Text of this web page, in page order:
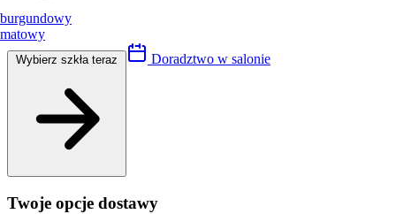
burgundowy
matowy
Doradztwo w salonie
Twoje opcje dostawy